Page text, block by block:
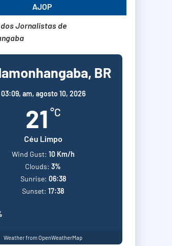
AJOP
Jornalistas de
BR
03:09, am, agosto 10, 2026
21 °C
Céu Limpo
Wind Gust: 10 Km/h
Clouds: 3%
Sunrise: 06:38
Sunset: 17:38
Weather from OpenWeatherMap